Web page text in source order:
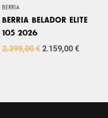
BERRIA
BERRIA BELADOR ELITE
105 2026
2.399,00€ 2.159,00 €